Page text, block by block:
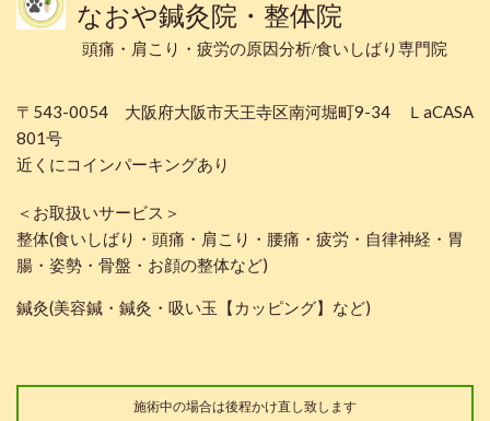
なおや鍼灸院・整体院
頭痛・肩こり・疲労の原因分析/食いしばり専門院
〒543-0054 大阪府大阪市天王寺区南河堀町9-34 ＬaCASA
801号
近くにコインパーキングあり
＜お取扱いサービス＞
整体(食いしばり・頭痛・肩こり・腰痛・疲労・自律神経・胃
腸・姿勢・骨盤・お顔の整体など)
鍼灸(美容鍼・鍼灸・吸い玉【カッピング】など)
施術中の場合は後程かけ直し致します